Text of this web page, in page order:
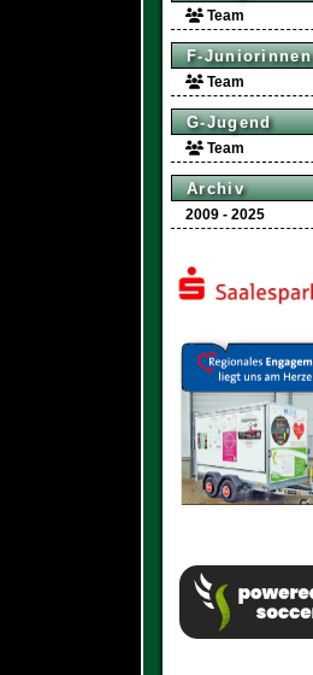
Team
F-Juniorinnen
Team
G-Jugend
Team
Archiv
2009 - 2025